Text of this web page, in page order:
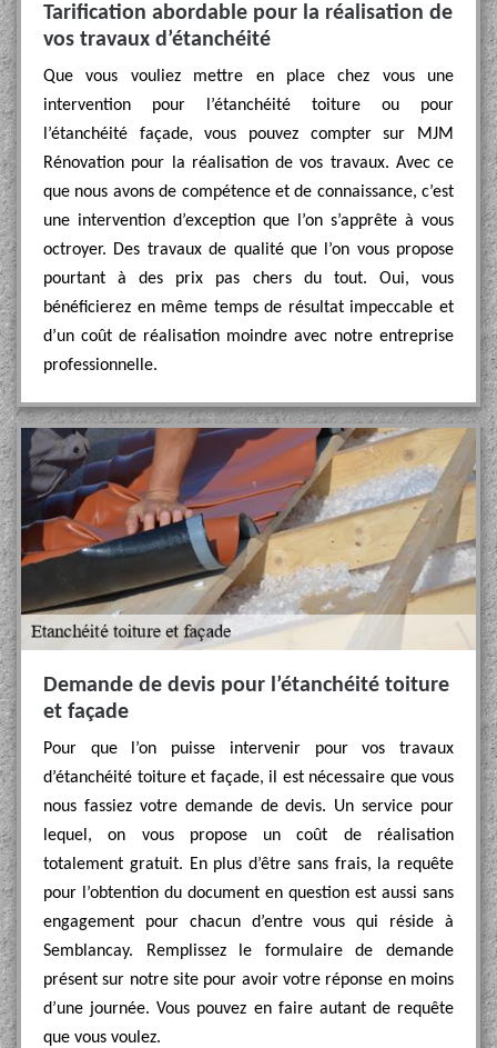
Tarification abordable pour la réalisation de
vos travaux d’étanchéité
Que vous vouliez mettre en place chez vous une
intervention pour l’étanchéité toiture ou pour
l’étanchéité façade, vous pouvez compter sur MJM
Rénovation pour la réalisation de vos travaux. Avec ce
que nous avons de compétence et de connaissance, c’est
une intervention d’exception que l’on s’apprête à vous
octroyer. Des travaux de qualité que l’on vous propose
pourtant à des prix pas chers du tout. Oui, vous
bénéficierez en même temps de résultat impeccable et
d’un coût de réalisation moindre avec notre entreprise
professionnelle.
Demande de devis pour l’étanchéité toiture
et façade
Pour que l’on puisse intervenir pour vos travaux
d’étanchéité toiture et façade, il est nécessaire que vous
nous fassiez votre demande de devis. Un service pour
lequel, on vous propose un coût de réalisation
totalement gratuit. En plus d’être sans frais, la requête
pour l’obtention du document en question est aussi sans
engagement pour chacun d’entre vous qui réside à
Semblancay. Remplissez le formulaire de demande
présent sur notre site pour avoir votre réponse en moins
d’une journée. Vous pouvez en faire autant de requête
que vous voulez.